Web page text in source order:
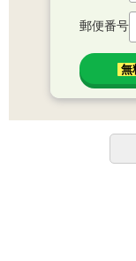
郵便番号
無